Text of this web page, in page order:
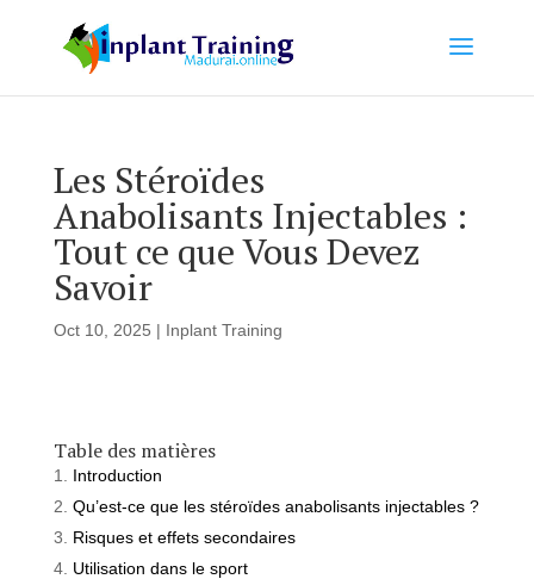
Les Stéroïdes
Anabolisants Injectables :
Tout ce que Vous Devez
Savoir
Oct 10, 2025 | Inplant Training
Table des matières
Introduction
Qu’est-ce que les stéroïdes anabolisants injectables ?
Risques et effets secondaires
Utilisation dans le sport